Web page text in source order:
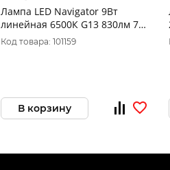
Лампа LED Navigator 9Вт
линейная 6500К G13 830лм 71
301 NLL-G-T8-9-230-6.5K-G13
Код товара: 101159
В корзину